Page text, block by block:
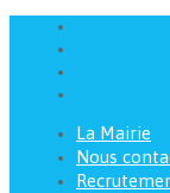
La Mairie
Nous